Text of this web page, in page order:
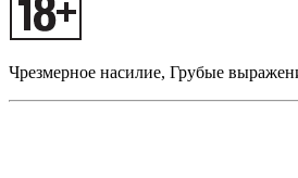
Чрезмерное насилие, Грубые